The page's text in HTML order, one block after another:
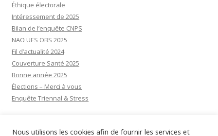
Éthique électorale
Intéressement de 2025
Bilan de l’enquête CNPS
NAO UES OBS 2025
Fil d’actualité 2024
Couverture Santé 2025
Bonne année 2025
Élections – Merci à vous
Enquête Triennal & Stress
Visiteurs d’hier: 31
Nous utilisons les cookies afin de fournir les services et